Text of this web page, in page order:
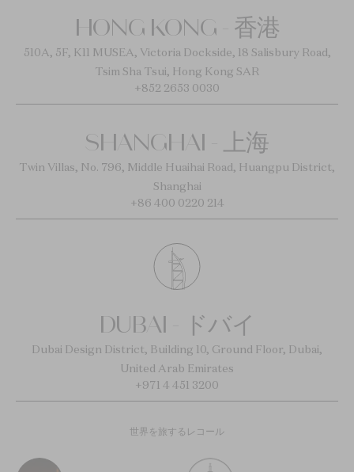
HONG KONG - 香港
510A, 5F, K11 MUSEA, Victoria Dockside, 18 Salisbury Road,
Tsim Sha Tsui, Hong Kong SAR
+852 2653 0030
SHANGHAI - 上海
Twin Villas, No. 796, Middle Huaihai Road, Huangpu District,
Shanghai
+86 400 0220 214
DUBAI - ドバイ
Dubai Design District, Building 10, Ground Floor, Dubai,
United Arab Emirates
+971 4 451 3200
世界を旅するレコール